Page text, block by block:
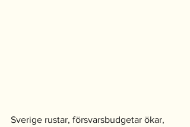
Sverige rustar, försvarsbudgetar ökar,